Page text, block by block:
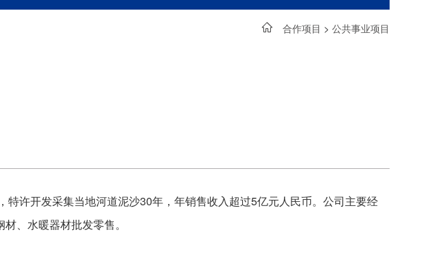
合作项目 > 公共事业项目
许开发采集当地河道泥沙30年，年销售收入超过5亿元人民币。公司主要经
、水暖器材批发零售。